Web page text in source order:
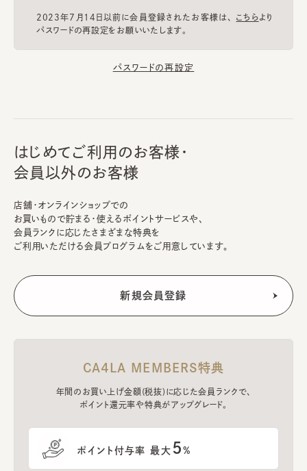
2023年7月14日以前に会員登録されたお客様は、 こちらより
パスワードの再設定をお願いいたします。
パスワードの再設定
はじめてご利用のお客様・
会員以外のお客様
店舗・オンラインショップでの
お買いもので貯まる・使えるポイントサービスや、
会員ランクに応じたさまざまな特典を
ご利用いただける会員プログラムをご用意しています。
CA4LA MEMBERS特典
年間のお買い上げ金額(税抜)に応じた会員ランクで、
ポイント還元率や特典がアップグレード。
ポイント付与率 最大 5%